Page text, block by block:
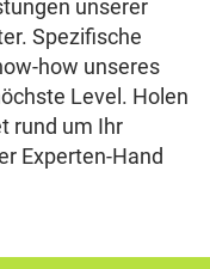
unserer
Spezifische
how unseres
Level. Holen
rund um Ihr
Experten-Hand